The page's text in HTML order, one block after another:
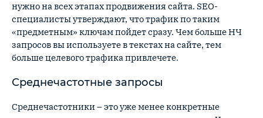
нужно на всех этапах продвижения сайта. SEO-
специалисты утверждают, что трафик по таким
«предметным» ключам пойдет сразу. Чем больше НЧ
запросов вы используете в текстах на сайте, тем
больше целевого трафика привлечете.
Среднечастотные запросы
Среднечастотники – это уже менее конкретные